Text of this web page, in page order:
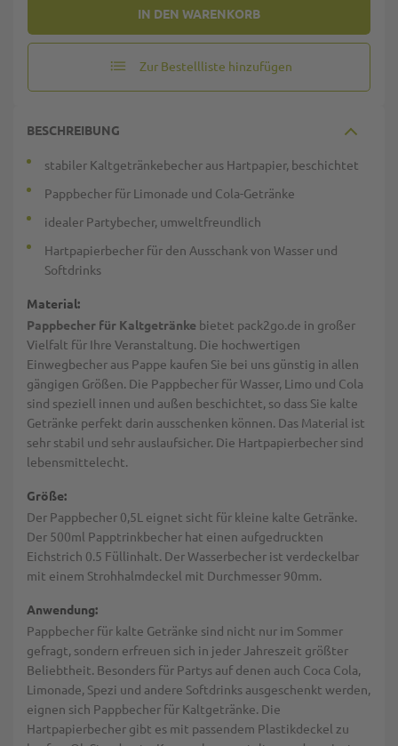
IN DEN WARENKORB
Zur Bestellliste hinzufügen
BESCHREIBUNG
stabiler Kaltgetränkebecher aus Hartpapier, beschichtet
Pappbecher für Limonade und Cola-Getränke
idealer Partybecher, umweltfreundlich
Hartpapierbecher für den Ausschank von Wasser und
Softdrinks
Material:
Pappbecher für Kaltgetränke bietet pack2go.de in großer
Vielfalt für Ihre Veranstaltung. Die hochwertigen
Einwegbecher aus Pappe kaufen Sie bei uns günstig in allen
gängigen Größen. Die Pappbecher für Wasser, Limo und Cola
sind speziell innen und außen beschichtet, so dass Sie kalte
Getränke perfekt darin ausschenken können. Das Material ist
sehr stabil und sehr auslaufsicher. Die Hartpapierbecher sind
lebensmittelecht.
Größe:
Der Pappbecher 0,5L eignet sicht für kleine kalte Getränke.
Der 500ml Papptrinkbecher hat einen aufgedruckten
Eichstrich 0.5 Füllinhalt. Der Wasserbecher ist verdeckelbar
mit einem Strohhalmdeckel mit Durchmesser 90mm.
Anwendung:
Pappbecher für kalte Getränke sind nicht nur im Sommer
gefragt, sondern erfreuen sich in jeder Jahreszeit größter
Beliebtheit. Besonders für Partys auf denen auch Coca Cola,
Limonade, Spezi und andere Softdrinks ausgeschenkt werden,
eignen sich Pappbecher für Kaltgetränke. Die
Hartpapierbecher gibt es mit passendem Plastikdeckel zu